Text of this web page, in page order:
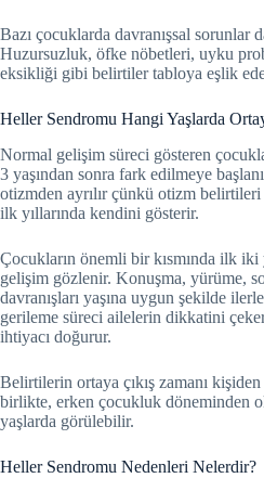
Bazı çocuklarda davranışsal sorunlar
Huzursuzluk, öfke nöbetleri, uyku
eksikliği gibi belirtiler tabloya eşlik
Heller Sendromu Hangi Yaşlarda
Normal gelişim süreci gösteren
3 yaşından sonra fark edilmeye
otizmden ayrılır çünkü otizm belirtileri
ilk yıllarında kendini gösterir.
Çocukların önemli bir kısmında ilk iki
gelişim gözlenir. Konuşma, yürüme,
davranışları yaşına uygun şekilde
gerileme süreci ailelerin dikkatini
ihtiyacı doğurur.
Belirtilerin ortaya çıkış zamanı
birlikte, erken çocukluk döneminden
yaşlarda görülebilir.
Heller Sendromu Nedenleri Nelerdir?